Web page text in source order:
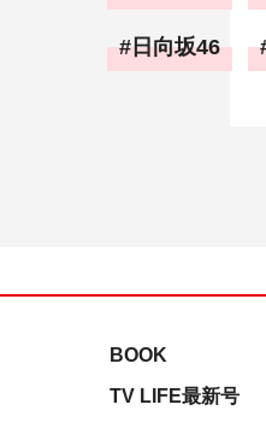
日向坂46
BOOK
TV LIFE最新号